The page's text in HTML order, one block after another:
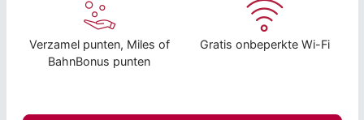
Verzamel punten, Miles of
BahnBonus punten
Gratis onbeperkte Wi-Fi